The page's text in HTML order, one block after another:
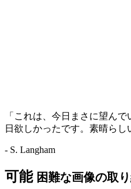
「これは、今日まさに望ん
日欲しかったです。素晴らし
- S. Langham
可能 困難な画像の取